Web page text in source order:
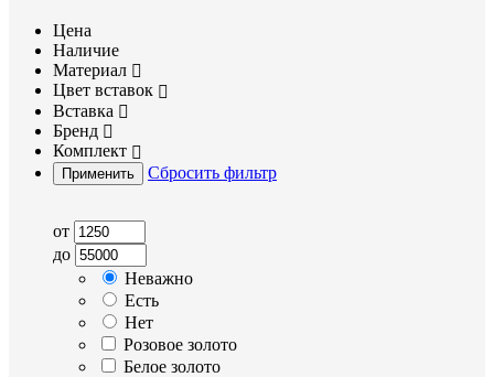
Цена
Наличие
Материал
Цвет вставок
Вставка
Бренд
Комплект
Применить Сбросить фильтр
от
до
Неважно
Есть
Нет
Розовое золото
Белое золото